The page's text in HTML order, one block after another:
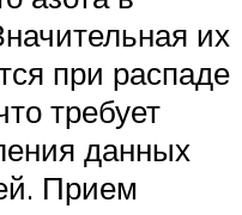
их
при распаде
требует
данных
Прием